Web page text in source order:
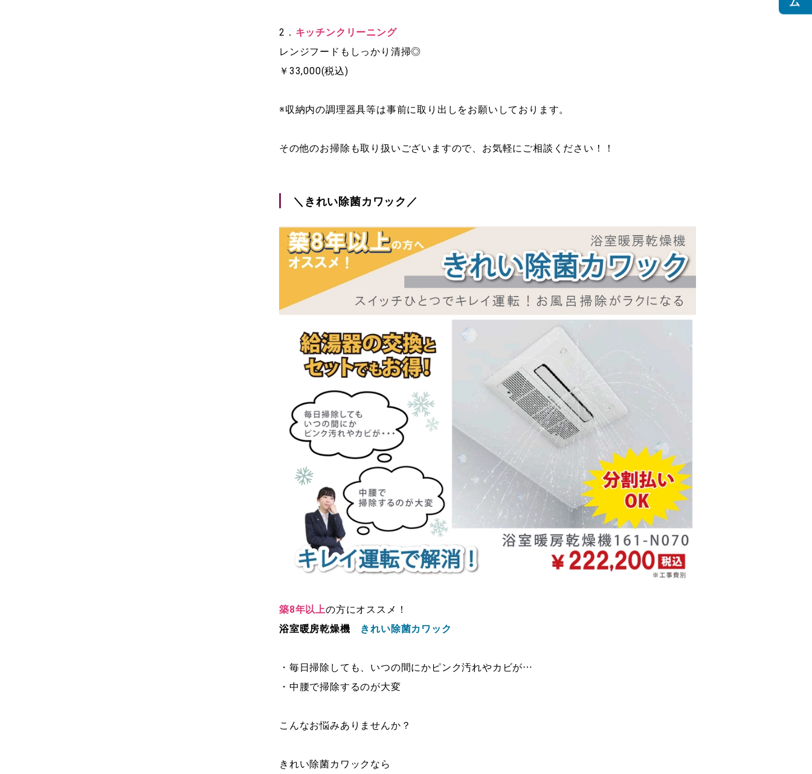
2． キッチンクリーニング
レンジフードもしっかり清掃◎
￥33,000(税込)
※収納内の調理器具等は事前に取り出しをお願いしております。
その他のお掃除も取り扱いございますので、お気軽にご相談ください！！
＼きれい除菌カワック／
築8年以上の方にオススメ！
浴室暖房乾燥機 きれい除菌カワック
・毎日掃除しても、いつの間にかピンク汚れやカビが…
・中腰で掃除するのが大変
こんなお悩みありませんか？
きれい除菌カワックなら